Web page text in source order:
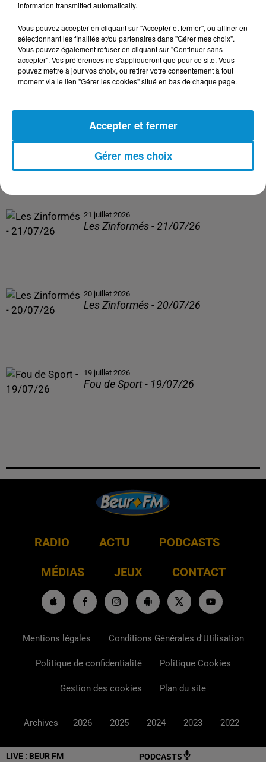
LIVE : BEUR FM PODCASTS
23 juillet 2026
Les Zinformés - 23/07/26
21 juillet 2026
Les Zinformés - 21/07/26
20 juillet 2026
Les Zinformés - 20/07/26
19 juillet 2026
Fou de Sport - 19/07/26
RADIO ACTU PODCASTS
MÉDIAS JEUX CONTACT
Mentions légales Conditions Générales d'Utilisation
Politique de confidentialité Politique Cookies
Gestion des cookies Plan du site
Archives 2026 2025 2024 2023 2022
information transmitted automatically.
Vous pouvez accepter en cliquant sur "Accepter et fermer", ou affiner en
sélectionnant les finalités et/ou partenaires dans "Gérer mes choix".
Vous pouvez également refuser en cliquant sur "Continuer sans
accepter". Vos préférences ne s'appliqueront que pour ce site. Vous
pouvez mettre à jour vos choix, ou retirer votre consentement à tout
moment via le lien "Gérer les cookies" situé en bas de chaque page.
Gérer mes choix
Accepter et fermer